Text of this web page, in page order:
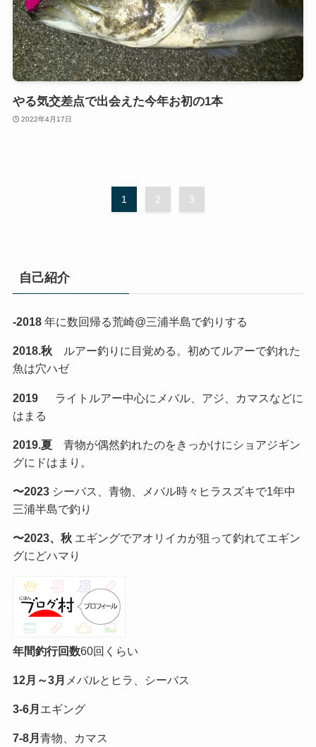
やる気交差点で出会えた今年お初の1本
2022年4月17日
1 2 3
自己紹介
-2018年に数回帰る荒崎@三浦半島で釣りする
2018.秋ルアー釣りに目覚める。初めてルアーで釣れた
魚は穴ハゼ
2019ライトルアー中心にメバル、アジ、カマスなどに
はまる
2019.夏青物が偶然釣れたのをきっかけにショアジギン
グにドはまり。
〜2023シーバス、青物、メバル時々ヒラスズキで1年中
三浦半島で釣り
〜2023、秋エギングでアオリイカが狙って釣れてエギン
グにどハマり
年間釣行回数60回くらい
12月～3月 メバルとヒラ、シーバス
3-6月 エギング
7-8月 青物、カマス